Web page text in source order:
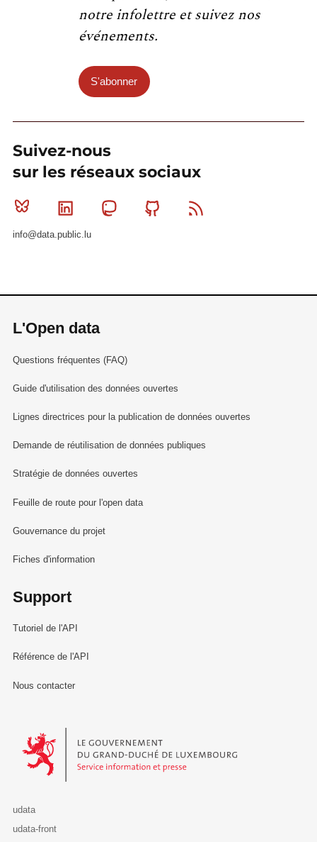
notre infolettre et suivez nos
événements.
S'abonner
Suivez-nous
sur les réseaux sociaux
Bluesky Linkedin MastodonGithub
info@data.public.lu
L'Open data
Questions fréquentes (FAQ)
Guide d'utilisation des données ouvertes
Lignes directrices pour la publication de données ouvertes
Demande de réutilisation de données publiques
Stratégie de données ouvertes
Feuille de route pour l'open data
Gouvernance du projet
Fiches d'information
Support
Tutoriel de l'API
Référence de l'API
Nous contacter
Le Gouvernement du Grand-Duché de Luxembourg - Service
udata
udata-front